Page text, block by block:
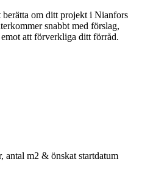
om ditt projekt i Nianfors
snabbt med förslag,
att förverkliga ditt förråd.
antal m2 & önskat startdatum